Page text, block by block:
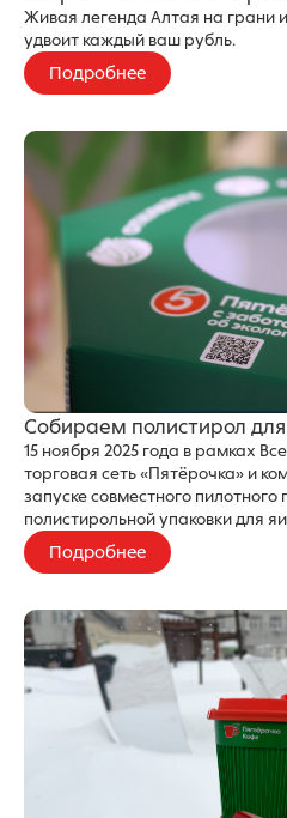
Живая легенда Алтая на грани
удвоит каждый ваш рубль.
Подробнее
Собираем полистирол для
15 ноября 2025 года в рамках
торговая сеть «Пятёрочка» и
запуске совместного пилотного
полистирольной упаковки для
Подробнее